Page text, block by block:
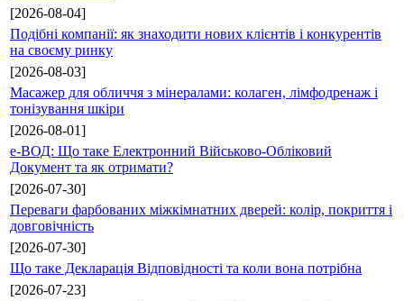
[2026-08-04]
Подібні компанії: як знаходити нових клієнтів і конкурентів
на своєму ринку
[2026-08-03]
Масажер для обличчя з мінералами: колаген, лімфодренаж і
тонізування шкіри
[2026-08-01]
е-ВОД: Що таке Електронний Військово-Обліковий
Документ та як отримати?
[2026-07-30]
Переваги фарбованих міжкімнатних дверей: колір, покриття і
довговічність
[2026-07-30]
Що таке Декларація Відповідності та коли вона потрібна
[2026-07-23]